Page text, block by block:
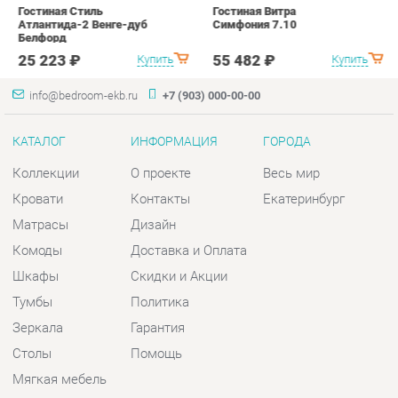
КАТАЛОГ
Коллекции
Матрасы
Тумбы
Зеркала
Столы
Мягкая мебель
Комплектующие
ИНФОРМАЦИЯ
О проекте
Дизайн
Политика
Гарантия
Помощь
ГОРОДА
Весь мир
КОНТАКТЫ
Шоурум и склад самовывоза
Адрес: г. Екатеринбург, пер.